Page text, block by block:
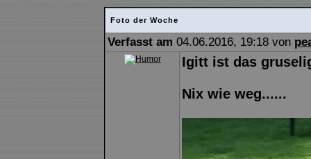
Foto der Woche
Verfasst am 04.06.2016, 19:18 von
Igitt ist das
Nix wie weg......